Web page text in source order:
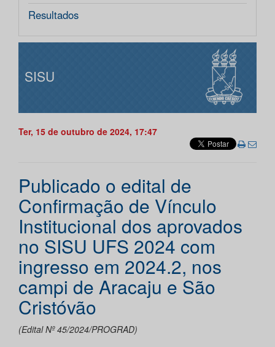
Resultados
SISU
Ter, 15 de outubro de 2024, 17:47
Publicado o edital de
Confirmação de Vínculo
Institucional dos aprovados
no SISU UFS 2024 com
ingresso em 2024.2, nos
campi de Aracaju e São
Cristóvão
(Edital Nº 45/2024/PROGRAD)